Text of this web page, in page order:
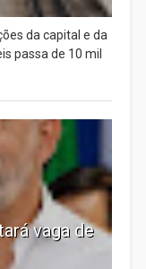
da capital e da
passa de 10 mil
vaga de